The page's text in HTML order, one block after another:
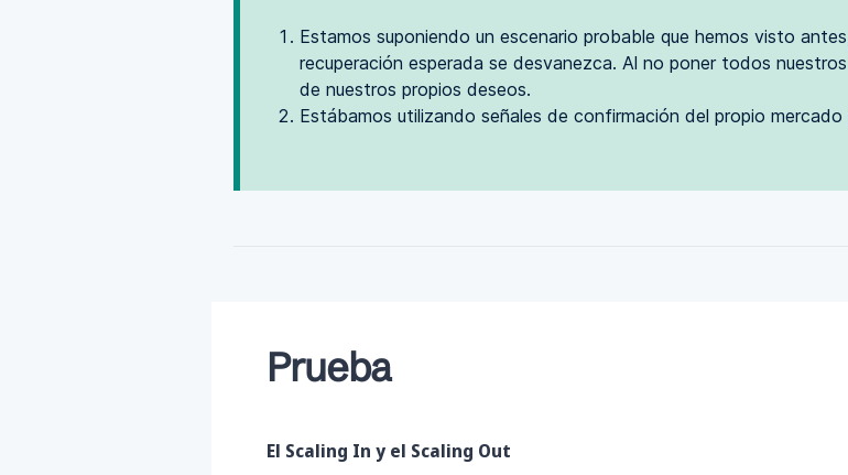
Estamos suponiendo un escenario probable que hemos visto
recuperación esperada se desvanezca. Al no poner todos
de nuestros propios deseos.
Estábamos utilizando señales de confirmación del propio
Prueba
El Scaling In y el Scaling Out